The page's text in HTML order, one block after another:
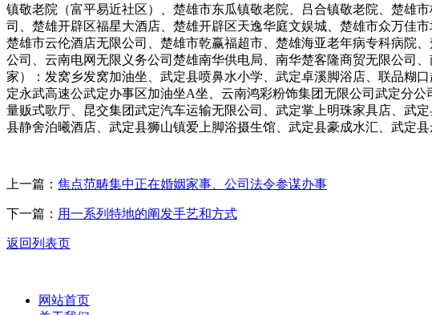
镇敬老院（富平易近社区）、楚雄市东瓜镇敬老院、吕合镇敬老院、楚雄
司、楚雄开辟区福星大酒店、楚雄开辟区天逸华庭文娱城、楚雄市众万佳
楚雄市云伦酒店无限公司、楚雄市乾赢福超市、楚雄海亚老年病专科病院
公司、云南电网无限义务公司楚雄南华供电局、南华楚客隆商贸无限公司
家）：发窝乡发窝加油坐、武定县喷鼻水小学、武定卓溪脚浴店、联品糊
定永武高速公武定办事区加油坐A坐、云南鸿彩粉饰集团无限公司武定分
量贩式歌厅、昆交集团武定汽车运输无限公司、武定掌上明珠家具店、武
县静舍泊曦酒店、武定县狮山镇爱上脚浴摄生馆、武定县豪成水汇、武定县
上一篇： 焦点范畴集中正在婚姻家事、公司法令参谋办事
下一篇： 用一系列特地的阐发手艺和方式
返回列表页
网站首页